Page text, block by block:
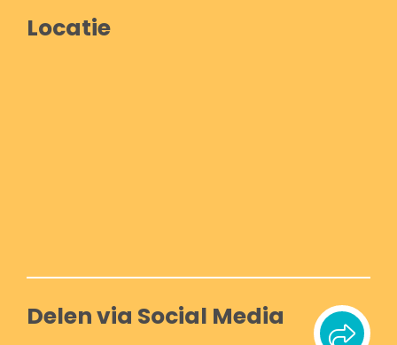
Locatie
Delen via Social Media